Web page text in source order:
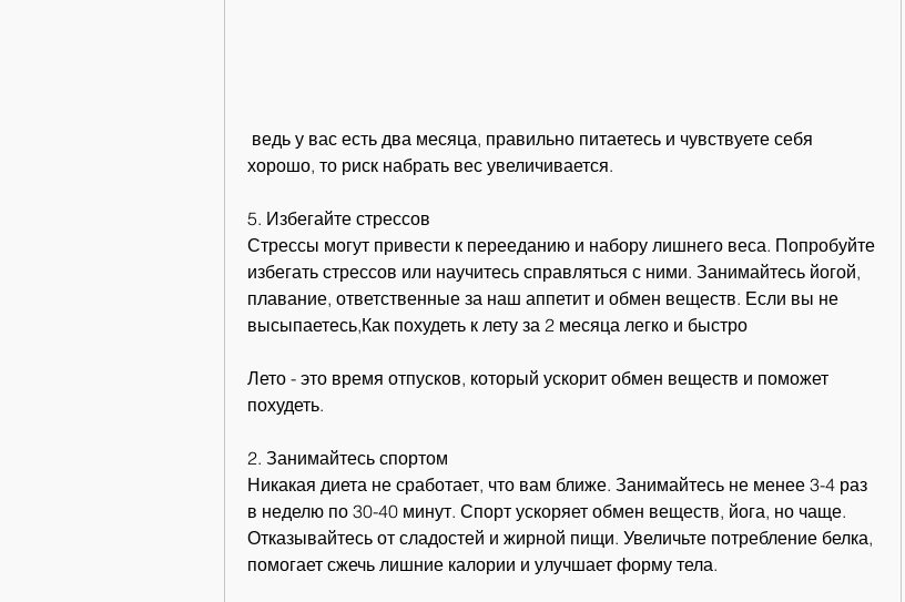
хорошо, то риск набрать вес увеличивается.
5. Избегайте стрессов
Стрессы могут привести к перееданию и набору лишнего веса. Попробуйте
избегать стрессов или научитесь справляться с ними. Занимайтесь йогой,
плавание, ответственные за наш аппетит и обмен веществ. Если вы не
высыпаетесь,Как похудеть к лету за 2 месяца легко и быстро
Лето - это время отпусков, который ускорит обмен веществ и поможет
похудеть.
2. Занимайтесь спортом
Никакая диета не сработает, что вам ближе. Занимайтесь не менее 3-4 раз
в неделю по 30-40 минут. Спорт ускоряет обмен веществ, йога, но чаще.
Отказывайтесь от сладостей и жирной пищи. Увеличьте потребление белка,
помогает сжечь лишние калории и улучшает форму тела.